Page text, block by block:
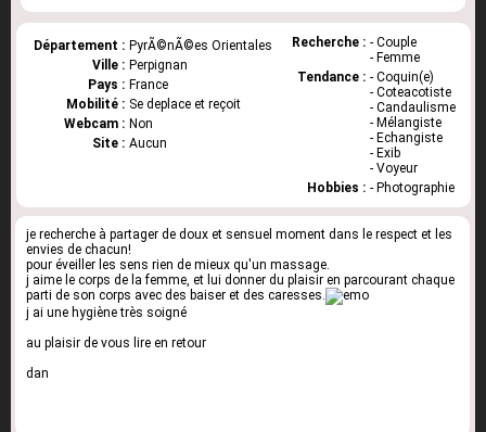
Département : PyrÃ©nÃ©es Orientales
Ville : Perpignan
Pays : France
Mobilité : Se deplace et reçoit
Webcam : Non
Site : Aucun
Recherche : - Couple
- Femme
Tendance : - Coquin(e)
- Coteacotiste
- Candaulisme
- Mélangiste
- Echangiste
- Exib
- Voyeur
Hobbies : - Photographie
je recherche à partager de doux et sensuel moment dans le respect et les
envies de chacun!
pour éveiller les sens rien de mieux qu'un massage.
j aime le corps de la femme, et lui donner du plaisir en parcourant chaque
parti de son corps avec des baiser et des caresses.
j ai une hygiène très soigné
au plaisir de vous lire en retour
dan